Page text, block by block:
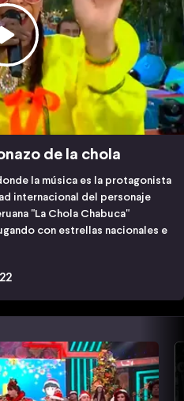
de la chola
la música es la protagonista
internacional del personaje
"La Chola Chabuca"
con estrellas nacionales e